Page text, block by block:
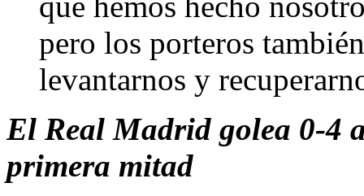
pero los porteros
levantarnos y
El Real Madrid golea 0-4
primera mitad